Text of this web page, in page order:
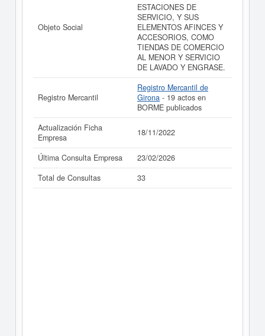
Objeto Social
ESTACIONES DE
SERVICIO, Y SUS
ELEMENTOS AFINCES Y
ACCESORIOS, COMO
TIENDAS DE COMERCIO
AL MENOR Y SERVICIO
DE LAVADO Y ENGRASE.
Registro Mercantil
Registro Mercantil de
Girona - 19 actos en
BORME publicados
Actualización Ficha
Empresa
18/11/2022
Última Consulta Empresa
23/02/2026
Total de Consultas
33